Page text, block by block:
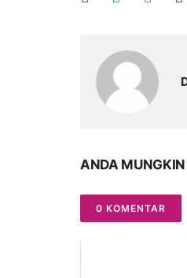
ANDA
0 KOMENTAR